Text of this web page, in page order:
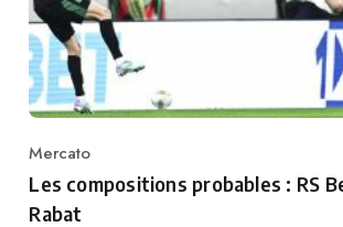
Category
Mercato
Les compositions probables : RS
Rabat